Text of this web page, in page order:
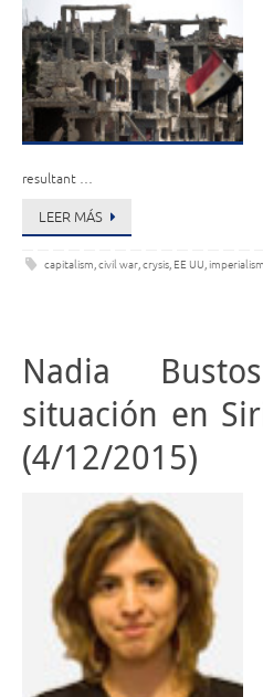
resultant …
LEER MÁS
capitalism,civil war,crysis, EE UU,imperialism
Nadia
situación en
(4/12/2015)